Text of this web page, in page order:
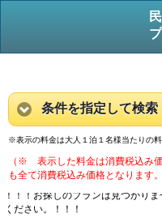
条件を指定して検索
※表示の料金は大人１泊１名様当たりの
（※ 表示した料金は消費税込み
も全て消費税込み価格となります。
！！！お探しのプランは見つかり
ください。！！！